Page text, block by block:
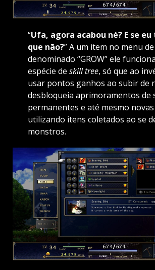
“Ufa, agora acabou né? E se
que não?” A um item no menu
denominado “GROW” ele
espécie de skill tree, só que ao
usar pontos ganhos ao subir de
desbloqueia aprimoramentos de
permanentes e até mesmo
utilizando itens coletados ao se
monstros.